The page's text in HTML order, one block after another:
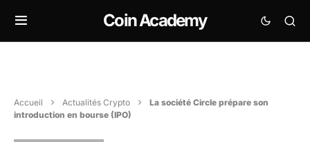
Coin Academy
Accueil Actualités Crypto
La société Circle prépare son
introduction en bourse (IPO)